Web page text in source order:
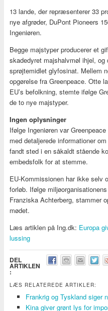
13 lande, der repræsenterer 33
nye afgrøder, DuPont Pioneers
Ingeniøren.
Begge majstyper producerer et
skadedyret majshalvmøl ihjel,
sprøjtemidlet glyfosinat. Mellem
opgørelse fra Greenpeace. Otte
EU’s befolkning, stemte ifølge
de to nye majstyper.
Ingen oplysninger
Ifølge Ingeniøren var
med detaljerede informationer
fandt sted i en såkaldt stående
embedsfolk for at stemme.
EU-Kommissionen har ikke selv
forløb. Ifølge
Franziska Achterberg, stammer
mødet.
Læs artiklen på Ing.dk: Europa
lussing
DEL
ARTIKLEN
:
LÆS RELATEREDE ARTIKLER:
Frankrig og Tyskland siger
Kina giver grønt lys for